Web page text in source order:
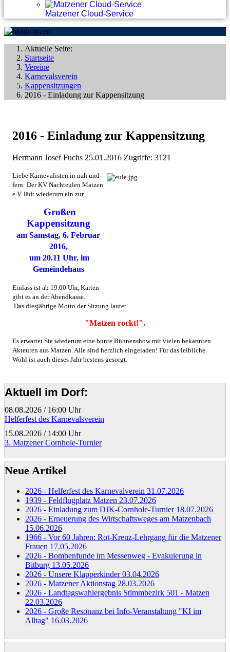
Matzener Cloud-Service
Aktuelle Seite:
Startseite
Vereine
Karnevalsverein
Kappensitzungen
2016 - Einladung zur Kappensitzung
2016 - Einladung zur Kappensitzung
Hermann Josef Fuchs 25.01.2016 Zugriffe: 3121
Liebe Karnevalisten in nah und
fern: Der KV Nachteulen Matzen
e.V. lädt wiederum ein zur
Großen
Kappensitzung
am Samstag, 6. Februar
2016,
um 20.11 Uhr, im
Gemeindehaus
Einlass ist ab 19.00 Uhr, Karten
gibt es an der Abendkasse.
Das diesjährige Motto der Sitzung lautet
"Matzen rockt!".
Es erwartet Sie wiederum eine bunte Bühnenshow mit vielen bekannten
Akteuren aus Matzen. Alle sind herzlich eingeladen! Für das leibliche
Wohl ist auch dieses Jahr bestens gesorgt.
Aktuell im Dorf:
08.08.2026 / 16:00 Uhr
Helferfest des Karnevalsverein
15.08.2026 / 14:00 Uhr
3. Matzener Cornhole-Turnier
Neue Artikel
2026 - Helferfest des Karnevalverein 31.07.2026
1939 - Feldflugplatz Matzen 23.07.2026
2026 - Einladung zum DJK-Cornhole-Turnier 18.07.2026
2026 - Erneuerung des Wirtschaftsweges am Matzenbach
15.06.2026
1966 - Vor 60 Jahren: Rot-Kreuz-Lehrgang für die Matzener
Frauen 17.05.2026
2026 - Bombenfunde im Messenweg - Evakuierung in
Bitburg 13.05.2026
2026 - Unsere Klapperkinder03.04.2026
2026 - Matzener Aktionstag 28.03.2026
2026 - Landtagswahlergebnis Stimmbezirk 501 - Matzen
22.03.2026
2026 - Große Resonanz bei Info-Veranstaltung "KI im
Alltag" 16.03.2026